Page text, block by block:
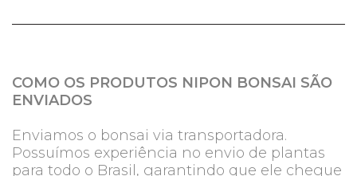
COMO OS PRODUTOS NIPON BONSAI SÃO
ENVIADOS
Enviamos o bonsai via transportadora.
Possuímos experiência no envio de plantas
para todo o Brasil, garantindo que ele chegue